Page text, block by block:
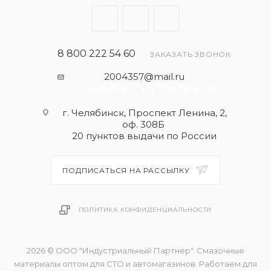
VW 507.008 800 222 54 60 ЗАКАЗАТЬ ЗВОНОК
2004357@mail.ru
г. Челябинск, Проспект Ленина, 2,
оф. 308Б
20 пунктов выдачи по России
ПОДПИСАТЬСЯ НА РАССЫЛКУ
ПОЛИТИКА КОНФИДЕНЦИАЛЬНОСТИ
2026 © ООО "Индустриальный Партнер". Смазочные
материалы оптом для СТО и автомагазинов. Работаем для